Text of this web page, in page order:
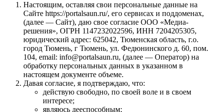
Настоящим, оставляя свои персональные данные на
Сайте https://portalsaun.ru/, его сервисах и поддоменах,
(далее — Сайт), даю свое согласие ООО «Медиа-
решения», ОГРН 1147232022596, ИНН 7204205305,
юридический адрес: 625042, Тюменская область, г.о.
город Тюмень, г Тюмень, ул. Федюнинского д. 60, пом.
104, email: info@portalsaun.ru, (далее — Оператор) на
обработку персональных данных в указанном в
настоящем документе объеме.
Давая согласие, я подтверждаю, что:
действую свободно, по своей воле и в своем
интересе;
являюсь дееспособным;